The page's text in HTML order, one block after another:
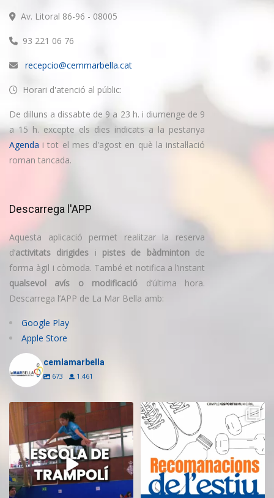
Av. Litoral 86-96 - 08005
93 221 06 76
recepcio@cemmarbella.cat
Horari d'atenció al públic:
De dilluns a dissabte de 9 a 23 h. i diumenge de 9
a 15 h. excepte els dies indicats a la pestanya
Agenda i tot el mes d'agost en què la instal·lació
roman tancada.
Descarrega l'APP
Aquesta aplicació permet realitzar la reserva
d’activitats dirigides i pistes de bàdmintonde
forma àgil i còmoda. També et notifica a l’instant
qualsevol avís o modificació d’última hora.
Descarrega l’APP de La Mar Bella amb:
Google Play
Apple Store
cemlamarbella
673 1.461
Inscriu-te a l’Escola de Trampolí
del CEM
14 0
Aquest estiu, continua movent-te
i cuidant-te! ...
5 0